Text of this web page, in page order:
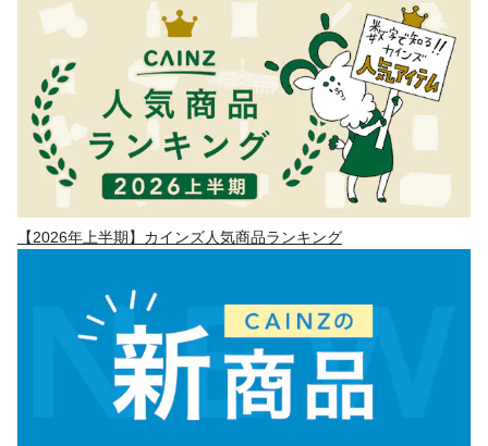
【2026年上半期】カインズ人気商品ランキング